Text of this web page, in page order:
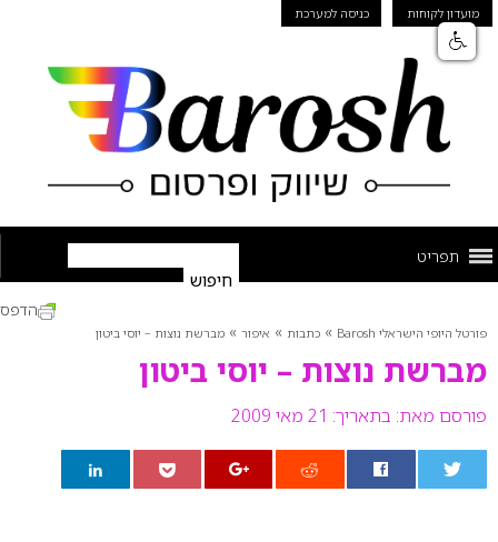
מועדון לקוחות כניסה למערכת
תפריט
פורטל היופי הישראלי Barosh » כתבות » איפור » מברשת נוצות – יוסי ביטון
מברשת נוצות – יוסי ביטון
פורסם מאת: בתאריך: 21 מאי 2009
הדפס